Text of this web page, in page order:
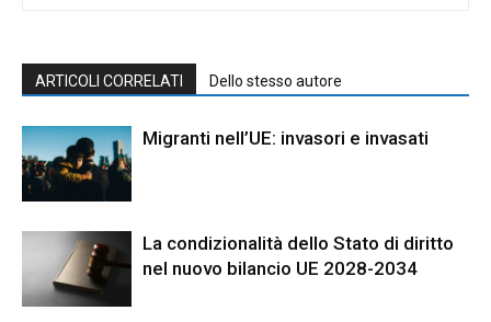
ARTICOLI CORRELATI Dello stesso autore
Migranti nell’UE: invasori e invasati
La condizionalità dello Stato di diritto
nel nuovo bilancio UE 2028-2034